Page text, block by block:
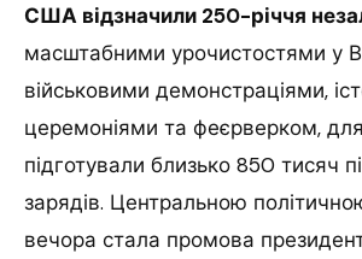
США відзначили 250-річчя
масштабними урочистостями у
військовими демонстраціями,
церемоніями та феєрверком,
підготували близько 850 тисяч
зарядів. Центральною
вечора стала промова